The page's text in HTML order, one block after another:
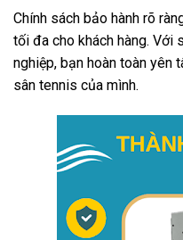
Chính sách bảo hành rõ
tối đa cho khách hàng. Với
nghiệp, bạn hoàn toàn yên
sân tennis của mình.